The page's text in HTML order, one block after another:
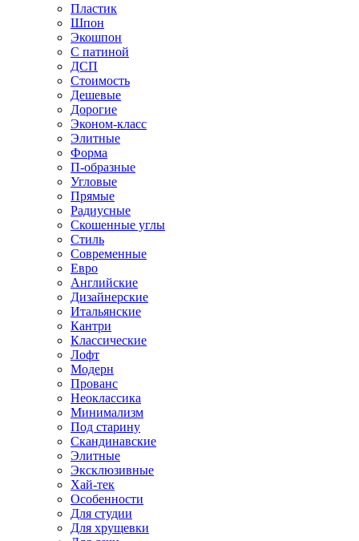
Пластик
Шпон
Экошпон
С патиной
ДСП
Стоимость
Дешевые
Дорогие
Эконом-класс
Элитные
Форма
П-образные
Угловые
Прямые
Радиусные
Скошенные углы
Стиль
Современные
Евро
Английские
Дизайнерские
Итальянские
Кантри
Классические
Лофт
Модерн
Прованс
Неоклассика
Минимализм
Под старину
Скандинавские
Элитные
Эксклюзивные
Хай-тек
Особенности
Для студии
Для хрущевки